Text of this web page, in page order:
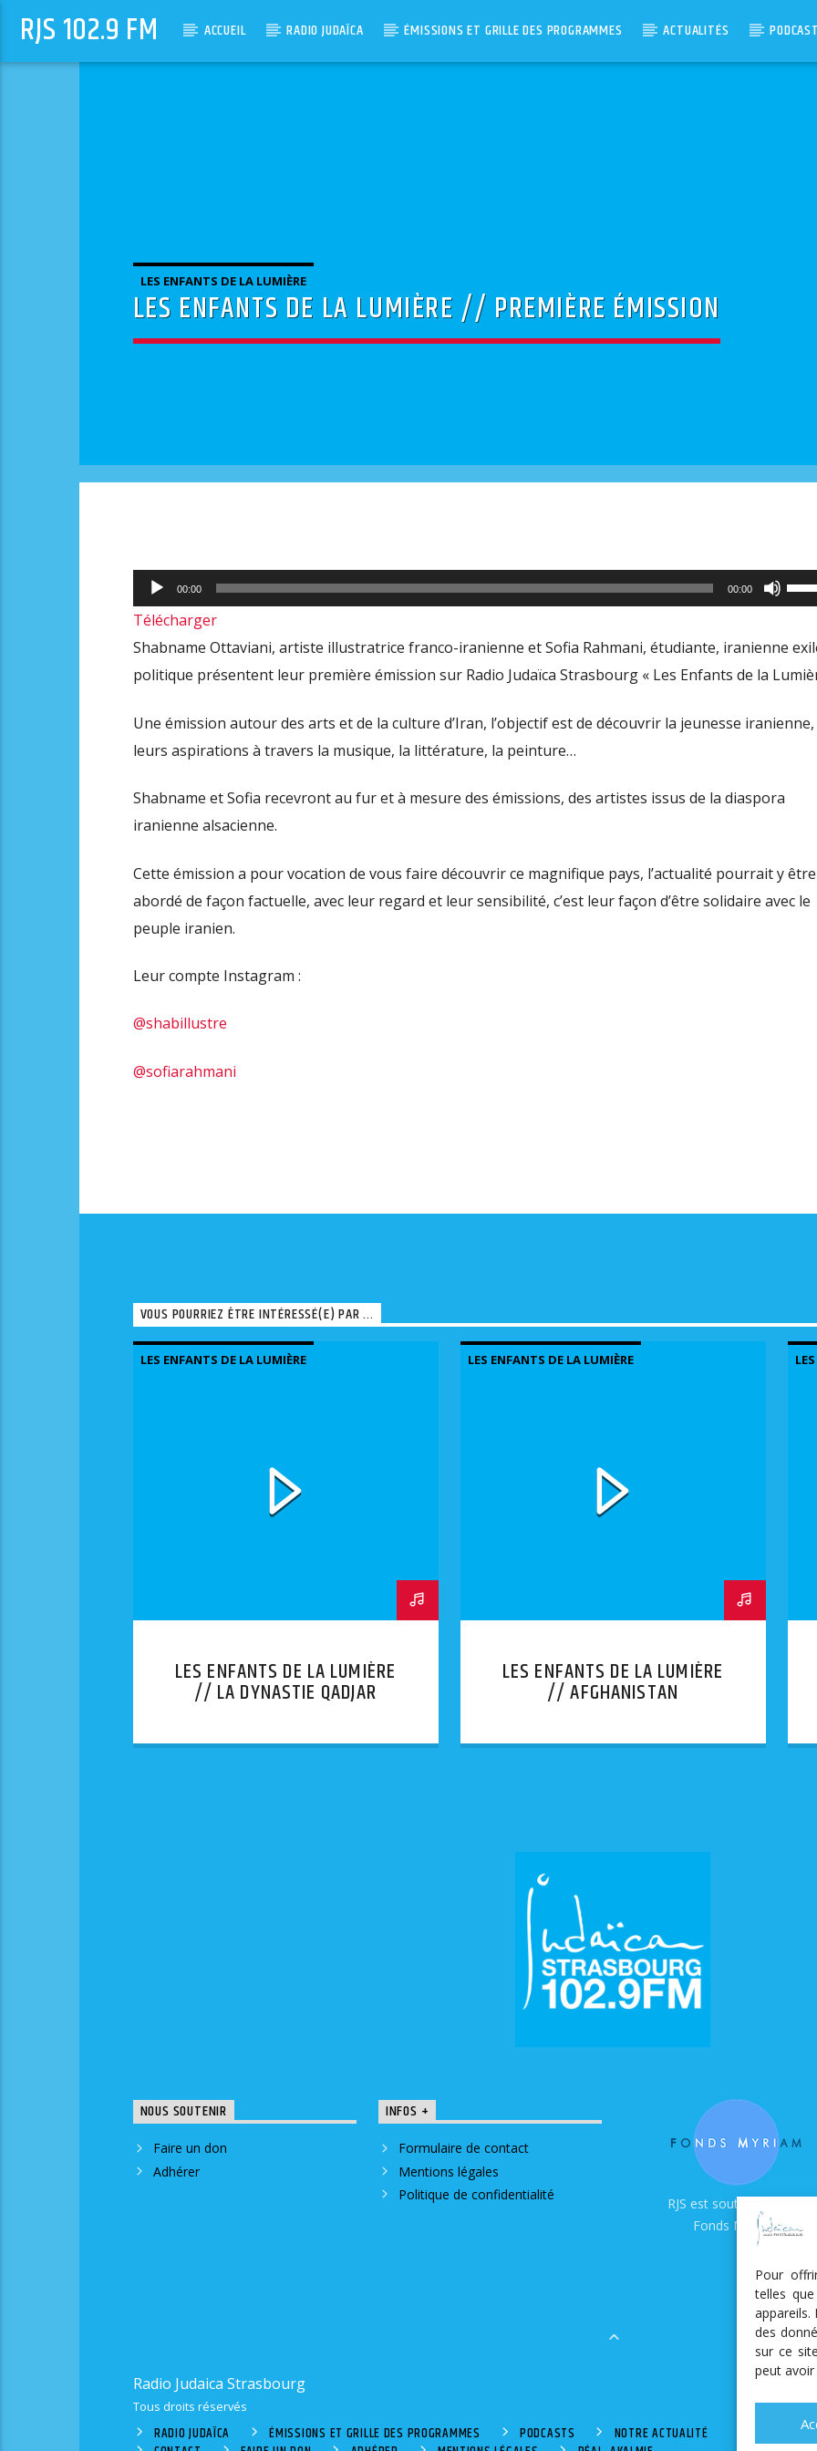
Pour
telles
des
sur ce
peut
RJS 102.9 FM ACCUEIL RADIO JUDAÏCA ÉMISSIONS ET GRILLE DES PROGRAMMES ACTUALITÉS
LES ENFANTS DE LA LUMIÈRE
LES ENFANTS DE LA LUMIÈRE // PREMIÈRE ÉMISSION
Lecteur
audio
00:00 00:00
les
Télécharger
Shabname Ottaviani, artiste illustratrice franco-iranienne et Sofia Rahmani, étudiante, iranienne
politique présentent leur première émission sur Radio Judaïca Strasbourg « Les Enfants de la
Une émission autour des arts et de la culture d’Iran, l’objectif est de découvrir la jeunesse iranienne,
leurs aspirations à travers la musique, la littérature, la peinture…
Shabname et Sofia recevront au fur et à mesure des émissions, des artistes issus de la diaspora
iranienne alsacienne.
Cette émission a pour vocation de vous faire découvrir ce magnifique pays, l’actualité pourrait y être
abordé de façon factuelle, avec leur regard et leur sensibilité, c’est leur façon d’être solidaire avec le
peuple iranien.
Leur compte Instagram :
@shabillustre
@sofiarahmani
VOUS POURRIEZ ÊTRE INTÉRESSÉ(E) PAR ...
LES ENFANTS DE LA LUMIÈRE
LES ENFANTS DE LA LUMIÈRE
// LA DYNASTIE QADJAR
LES ENFANTS DE LA LUMIÈRE
LES ENFANTS DE LA LUMIÈRE
// AFGHANISTAN
NOUS SOUTENIR
Faire un don
Adhérer
INFOS +
Formulaire de contact
Mentions légales
Politique de confidentialité
RJS est soutenue par le
Fonds Myriam
Radio Judaica Strasbourg
Tous droits réservés
RADIO JUDAÏCA ÉMISSIONS ET GRILLE DES PROGRAMMES PODCASTS
NOTRE ACTUALITÉ